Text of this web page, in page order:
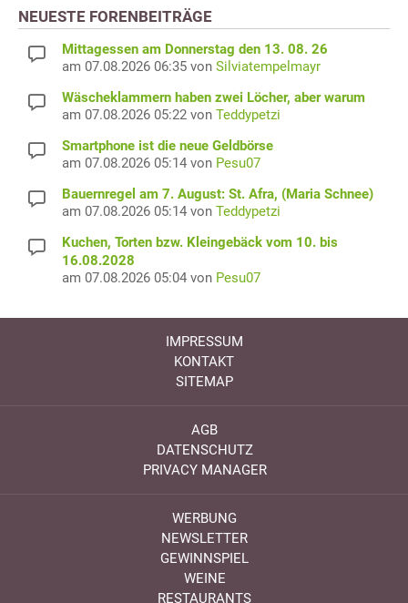
NEUESTE FORENBEITRÄGE
Mittagessen am Donnerstag den 13. 08. 26
am 07.08.2026 06:35 von Silviatempelmayr
Wäscheklammern haben zwei Löcher, aber warum
am 07.08.2026 05:22 von Teddypetzi
Smartphone ist die neue Geldbörse
am 07.08.2026 05:14 von Pesu07
Bauernregel am 7. August: St. Afra, (Maria Schnee)
am 07.08.2026 05:14 von Teddypetzi
Kuchen, Torten bzw. Kleingebäck vom 10. bis
16.08.2028
am 07.08.2026 05:04 von Pesu07
IMPRESSUM
KONTAKT
SITEMAP
AGB
DATENSCHUTZ
PRIVACY MANAGER
WERBUNG
NEWSLETTER
GEWINNSPIEL
WEINE
RESTAURANTS